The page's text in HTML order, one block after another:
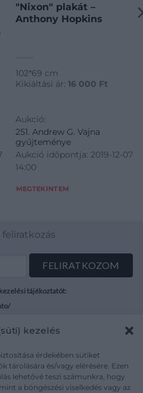
kezelés
érdekében sütiket
tárolására és/vagy elérésére. Ezen
lehetővé teszi számunkra, hogy
a böngészési viselkedés vagy az
"Nixon" plakát –
Anthony Hopkins
102*69 cm
Kikiáltási ár: 16 000 Ft
Aukció:
251. Andrew G. Vajna
gyűjteménye
Aukció időpontja: 2019-12-07
14:00
MEGTEKINTEM
feliratkozás
tájékoztatót:
Áraink
ÁSZF
Adatvédelem
Impresszum